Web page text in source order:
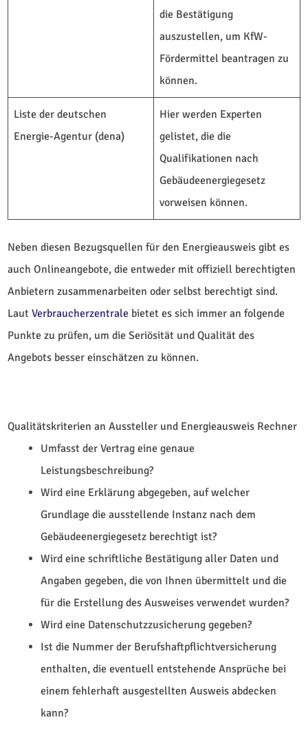
die Bestätigung
auszustellen, um KfW-
Fördermittel beantragen zu
können.
Liste der deutschen
Energie-Agentur (dena)
Hier werden Experten
gelistet, die die
Qualifikationen nach
Gebäudeenergiegesetz
vorweisen können.
Neben diesen Bezugsquellen für den Energieausweis gibt es
auch Onlineangebote, die entweder mit offiziell berechtigten
Anbietern zusammenarbeiten oder selbst berechtigt sind.
Laut Verbraucherzentrale bietet es sich immer an folgende
Punkte zu prüfen, um die Seriösität und Qualität des
Angebots besser einschätzen zu können.
Qualitätskriterien an Aussteller und Energieausweis Rechner
Umfasst der Vertrag eine genaue
Leistungsbeschreibung?
Wird eine Erklärung abgegeben, auf welcher
Grundlage die ausstellende Instanz nach dem
Gebäudeenergiegesetz berechtigt ist?
Wird eine schriftliche Bestätigung aller Daten und
Angaben gegeben, die von Ihnen übermittelt und die
für die Erstellung des Ausweises verwendet wurden?
Wird eine Datenschutzzusicherung gegeben?
Ist die Nummer der Berufshaftpflichtversicherung
enthalten, die eventuell entstehende Ansprüche bei
einem fehlerhaft ausgestellten Ausweis abdecken
kann?